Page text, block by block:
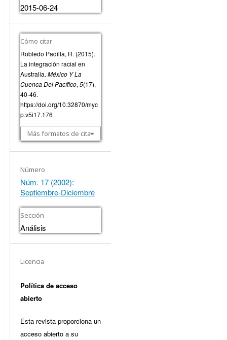
2015-06-24
Cómo citar
Robledo Padilla, R. (2015).
La integración racial en
Australia. México Y La
Cuenca Del Pacífico, 5(17),
40-46.
https://doi.org/10.32870/myc
p.v5i17.176
Más formatos de cita
Número
Núm. 17 (2002):
Septiembre-Diciembre
Sección
Análisis
Licencia
Política de acceso
abierto
Esta revista proporciona un
acceso abierto a su